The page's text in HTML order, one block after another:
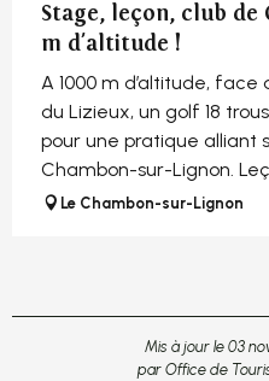
Stage, leçon, club de
m d'altitude !
A 1000 m d’altitude,
du Lizieux, un golf 18
pour une pratique alliant
Chambon-sur-Lignon.
Le Chambon-sur-Lignon
Mis à jour le 03
par Office de